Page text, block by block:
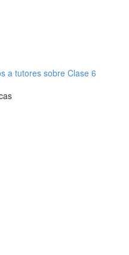
a tutores sobre Clase 6